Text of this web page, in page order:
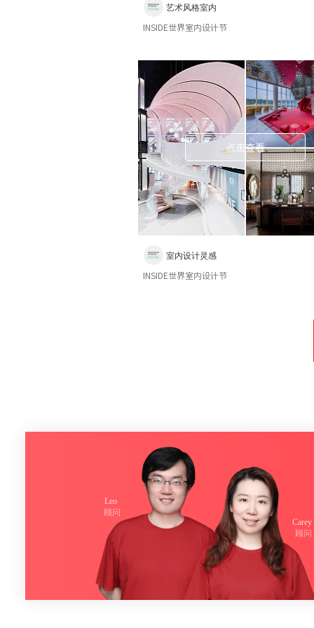
艺术风格室内
INSIDE世界室内设计节
点击查看
室内设计灵感
INSIDE世界室内设计节